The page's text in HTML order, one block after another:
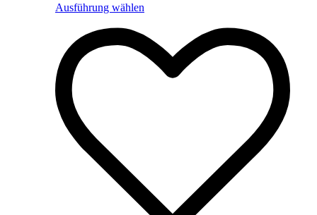
Ausführung wählen